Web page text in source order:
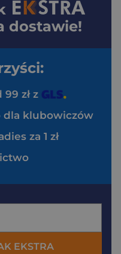
dostawie!
zł z
dla klubowiczów
za 1 zł
EKSTRA